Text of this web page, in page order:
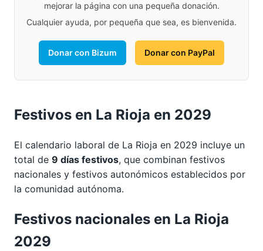
mejorar la página con una pequeña donación.
Cualquier ayuda, por pequeña que sea, es bienvenida.
Donar con Bizum Donar con PayPal
Festivos en La Rioja en 2029
El calendario laboral de La Rioja en 2029 incluye un
total de 9 días festivos, que combinan festivos
nacionales y festivos autonómicos establecidos por
la comunidad autónoma.
Festivos nacionales en La Rioja
2029